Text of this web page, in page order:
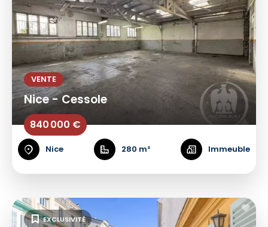
VENTE
Nice - Cessole
840 000 €
Nice 280 m² Immeuble
EXCLUSIVITÉ